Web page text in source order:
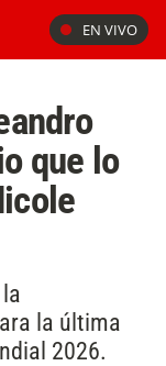
EN VIVO
que lo
la última
2026.